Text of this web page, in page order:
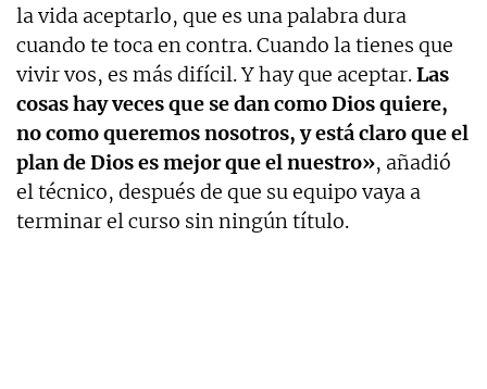
la vida aceptarlo, que es una palabra dura
cuando te toca en contra. Cuando la tienes que
vivir vos, es más difícil. Y hay que aceptar.Las
cosas hay veces que se dan como Dios quiere,
no como queremos nosotros, y está claro que el
plan de Dios es mejor que el nuestro», añadió
el técnico, después de que su equipo vaya a
terminar el curso sin ningún título.